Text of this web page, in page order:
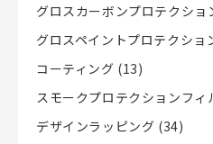
グロスカーボンプロテクショ
グロスペイントプロテクショ
コーティング (13)
スモークプロテクションフィ
デザインラッピング (34)